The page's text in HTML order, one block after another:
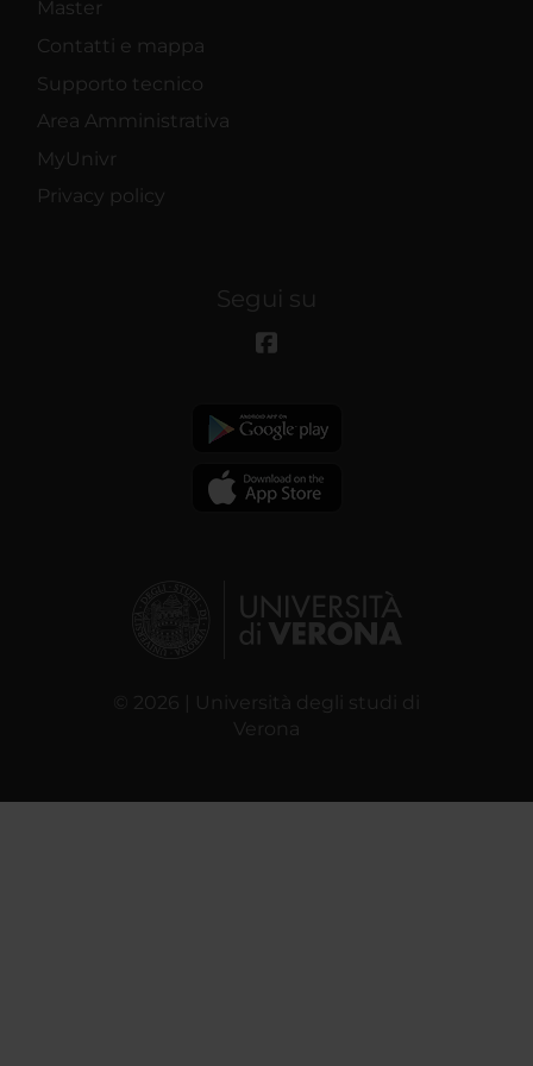
Master
Contatti e mappa
Supporto tecnico
Area Amministrativa
MyUnivr
Privacy policy
Segui su
© 2026 | Università degli studi di
Verona